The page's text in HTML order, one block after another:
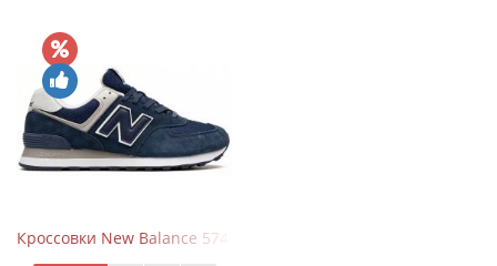
Кроссовки New Balance 574 Navy Blue White